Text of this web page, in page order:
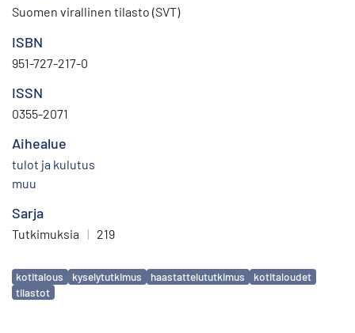
Suomen virallinen tilasto (SVT)
ISBN
951-727-217-0
ISSN
0355-2071
Aihealue
tulot ja kulutus
muu
Sarja
Tutkimuksia | 219
Avainsanat
kotitalous kyselytutkimus haastattelututkimus
kotitaloudet
tilastot